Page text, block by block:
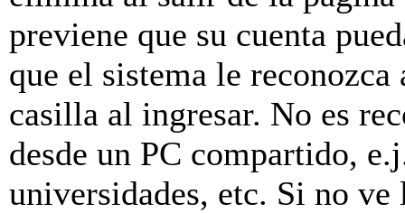
previene que su cuenta
que el sistema le
casilla al ingresar. No es
desde un PC compartido,
universidades, etc. Si no